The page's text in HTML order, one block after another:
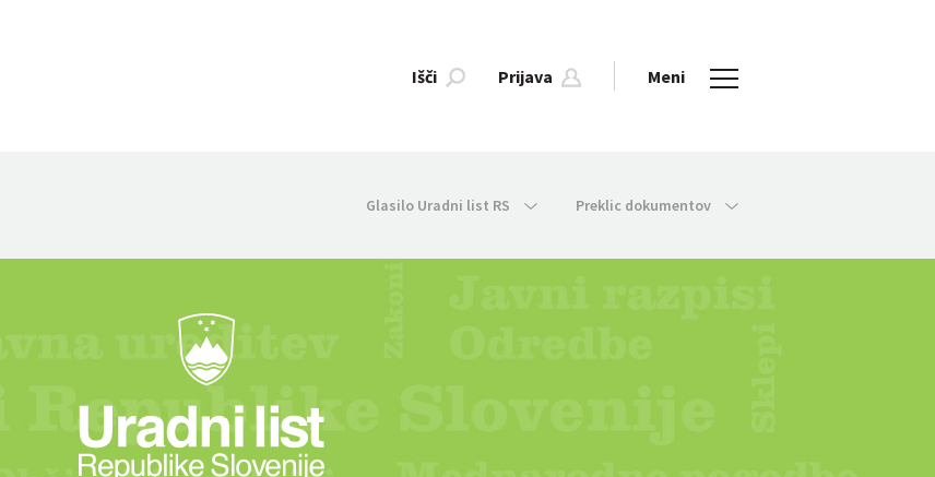
Išči Prijava Meni
Glasilo Uradni list RS Preklic dokumentov